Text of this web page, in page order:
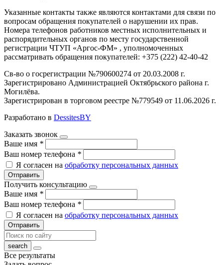
Указанные контакты также являются контактами для связи по
вопросам обращения покупателей о нарушении их прав.
Номера телефонов работников местных исполнительных и
распорядительных органов по месту государственной
регистрации ЧТУП «Аргос-ФМ» , уполномоченных
рассматривать обращения покупателей: +375 (222) 42-40-42
Св-во о госрегистрации №790600274 от 20.03.2008 г.
Зарегистрировано Администрацией Октябрьского района г.
Могилёва.
Зарегистрирован в торговом реестре №779549 от 11.06.2026 г.
Разработано в DessitesBY
Заказать звонок
Ваше имя *
Ваш номер телефона *
Я согласен на обработку персональных данных
Отправить
Получить консультацию
Ваше имя *
Ваш номер телефона *
Я согласен на обработку персональных данных
Отправить
Все результаты